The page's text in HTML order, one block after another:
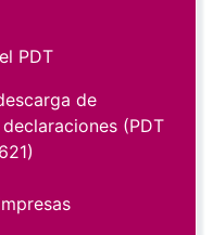
PDT
de
(PDT